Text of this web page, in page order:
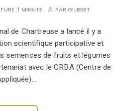
:1 MINUTE PARGILBERT
de Chartreuse a lancé il y a
scientifique participative et
semences de fruits et légumes
avec le CRBA (Centre de